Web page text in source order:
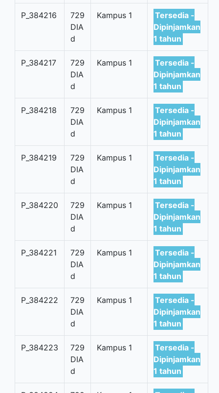
P_384216
729
DIA
d
Kampus 1
Tersedia -
Dipinjamkan
1 tahun
P_384217
729
DIA
d
Kampus 1
Tersedia -
Dipinjamkan
1 tahun
P_384218
729
DIA
d
Kampus 1
Tersedia -
Dipinjamkan
1 tahun
P_384219
729
DIA
d
Kampus 1
Tersedia -
Dipinjamkan
1 tahun
P_384220
729
DIA
d
Kampus 1
Tersedia -
Dipinjamkan
1 tahun
P_384221
729
DIA
d
Kampus 1
Tersedia -
Dipinjamkan
1 tahun
P_384222
729
DIA
d
Kampus 1
Tersedia -
Dipinjamkan
1 tahun
P_384223
729
DIA
d
Kampus 1
Tersedia -
Dipinjamkan
1 tahun